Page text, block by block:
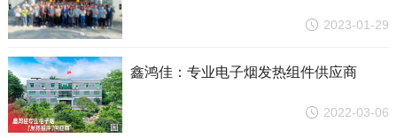
2023-01-29
鑫鸿佳：专业电子烟发热组件供应商
2022-03-06